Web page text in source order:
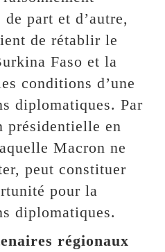
de part et d’autre,
de rétablir le
Faso et la
conditions d’une
diplomatiques. Par
présidentielle en
Macron ne
peut constituer
pour la
diplomatiques.
régionaux